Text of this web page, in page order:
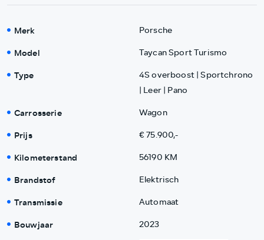
Merk Porsche
Model Taycan Sport Turismo
Type
4S overboost | Sportchrono
| Leer | Pano
Carrosserie Wagon
Prijs € 75.900,-
Kilometerstand 56190 KM
Brandstof Elektrisch
Transmissie Automaat
Bouwjaar 2023